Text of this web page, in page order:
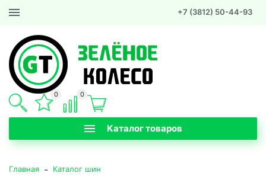
+7 (3812) 50-44-93
Каталог товаров
0 0
Главная - Каталог шин